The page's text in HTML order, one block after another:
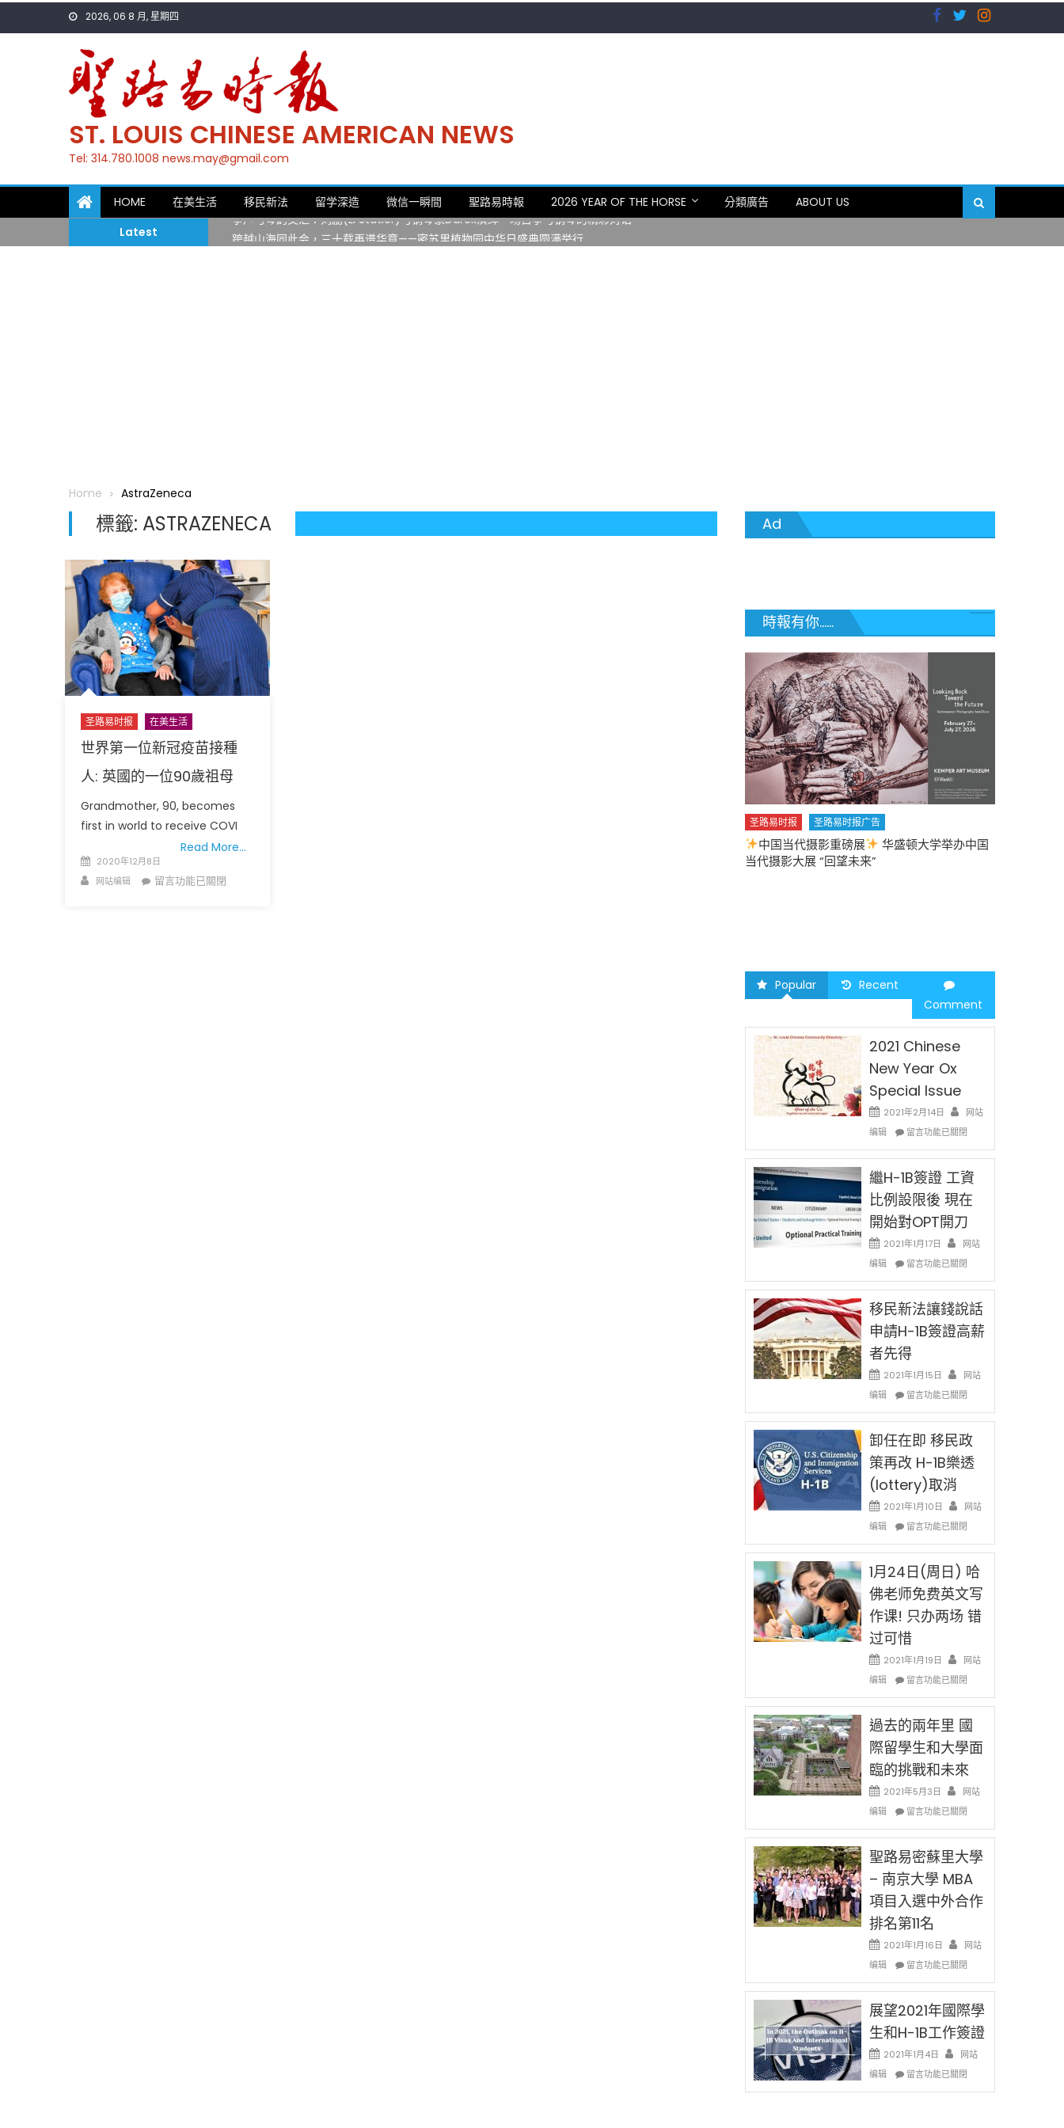
2026, 06 8 月, 星期四
ST. LOUIS CHINESE AMERICAN NEWS
Tel: 314.780.1008 news.may@gmail.com
HOME 在美生活 移民新法 留学深造 微信一瞬間 聖路易時報 2026 YEAR OF THE HORSE 分類廣告
ABOUT US
Latest
一晃三十年，初夏又相逢。中华日，等你来赴约 —— 密苏里植物园“中华日三十周年特别报道（五）
筝声与琴韵交汇：刘励(Li Statler)与钢琴家Darek演绎一场古筝与钢琴的精彩对话
跨越山海同此会，三十载再谱华章——密苏里植物园中华日盛典圆满举行
Home AstraZeneca
標籤: ASTRAZENECA
圣路易时报 在美生活
世界第一位新冠疫苗接種
人: 英國的一位90歲祖母
Grandmother, 90, becomes
first in world to receive COVI
Read More…
Posted
on
2020年12月8日
Author
网站编辑
在
留言功能已關閉
Ad
時報有你......
圣路易时报 圣路易时报广告
中国当代摄影重磅展
华盛顿大学举办中国
当代摄影大展 “回望未来”
Popular
Recent
Comment
2021 Chinese
New Year Ox
Special Issue
2021年2月14日
网站
编辑
在
Chinese
New
Year
Ox
Special
中
留言功能已關閉
繼H-1B簽證 工資
比例設限後 現在
開始對OPT開刀
2021年1月17日
网站
编辑
在
H-
1B
簽
證
工
比
例
設
限
後
現
在
開
始
OPT
開
中
留言功能已關閉
移民新法讓錢說話
申請H-1B簽證高薪
者先得
2021年1月15日
网站
编辑
在
民
新
法
讓
錢
話
申
請
H-
1B
簽
證
高
薪
者
先
得〉
留言功能已關閉
卸任在即 移民政
策再改 H-1B樂透
(lottery)取消
2021年1月10日
网站
编辑
在
任
在
即
移
民
政
策
再
改
H-
1B
樂
透
(lottery)
取
消〉
中
留言功能已關閉
1月24日(周日) 哈
佛老师免费英文写
作课! 只办两场 错
过可惜
2021年1月19日
网站
编辑
在
月
24
日
(周
日)
佛
老
师
免
费
英
文
写
作
课!
只
办
场
错
可
惜〉
中
留言功能已關閉
過去的兩年里 國
際留學生和大學面
臨的挑戰和未來
2021年5月3日
网站
编辑
在
去
的
兩
年
里
國
際
留
學
生
和
大
學
面
臨
挑
戰
留言功能已關閉
聖路易密蘇里大學
– 南京大學 MBA
項目入選中外合作
排名第11名
2021年1月16日
网站
编辑
在
路
易
蘇
里
大
學
–
留言功能已關閉
展望2021年國際學
生和H-1B工作簽證
2021年1月4日
网站
编辑
在
留言功能已關閉